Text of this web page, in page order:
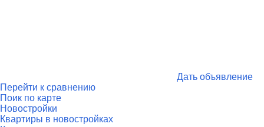
Дать объявление
Перейти к сравнению
Поик по карте
Новостройки
Квартиры в новостройках